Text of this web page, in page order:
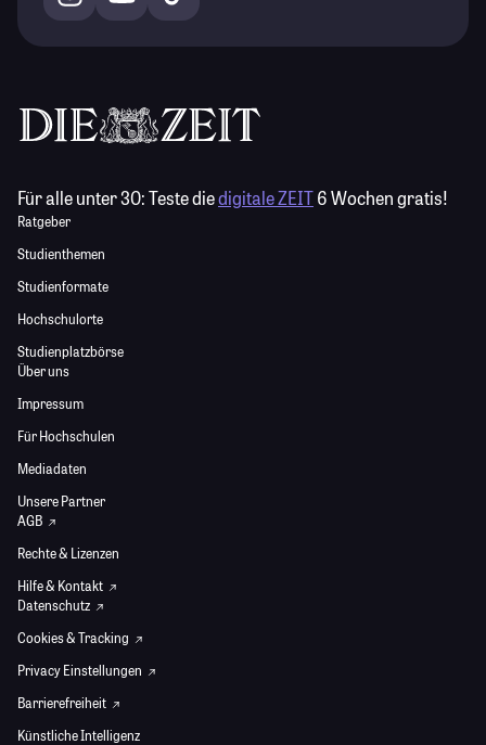
Für alle unter 30:Teste diedigitale ZEIT6 Wochen gratis!
Ratgeber
Studienthemen
Studienformate
Hochschulorte
Studienplatzbörse
Über uns
Impressum
Für Hochschulen
Mediadaten
Unsere Partner
AGB
Rechte & Lizenzen
Hilfe & Kontakt
Datenschutz
Cookies & Tracking
Privacy Einstellungen
Barrierefreiheit
Künstliche Intelligenz